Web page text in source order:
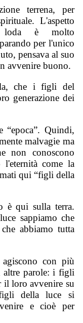
terrena, per
L'aspetto
loda è molto
per l'unico
pensava al suo
avvenire buono.
che i figli del
generazione dei
“epoca”. Quindi,
malvagie ma
non conoscono
come la
qui “figli della
è qui sulla terra.
sappiamo che
abbiamo tutta
con più
altre parole: i figli
il loro avvenire su
della luce si
e cioè per